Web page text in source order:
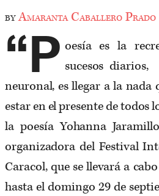
byAmaranta Caballero Prado
“P oesía es la
sucesos
neuronal, es llegar a la nada
estar en el presente de todos
la poesía Yohanna
organizadora del Festival
Caracol, que se llevará a
hasta el domingo 29 de